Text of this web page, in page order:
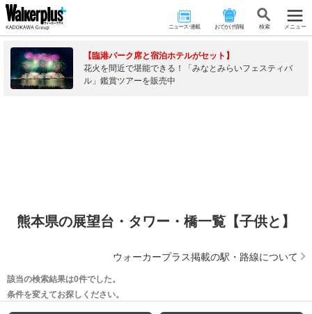
ニュース･連載 おでかけ情報 検 索 メニュー
【臨港パーク席と宿泊ホテルがセット】
花火を間近で堪能できる！「みなとみらいフェスティバ
ル」鑑賞ツアーを販売中
熊本県の展望台・タワー・橋一覧【子供と】
ウォーカープラス掲載の駅・路線について
該当の検索結果は0件でした。
条件を変えてお探しください。